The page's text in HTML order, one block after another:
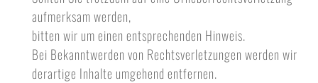
aufmerksam werden,
bitten wir um einen entsprechenden Hinweis.
Bei Bekanntwerden von Rechtsverletzungen werden wir
derartige Inhalte umgehend entfernen.